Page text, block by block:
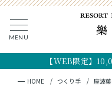
MENU
【WEB限定】
CLOSE
キーワード検索
全ての商品
HOME つくり手 座波